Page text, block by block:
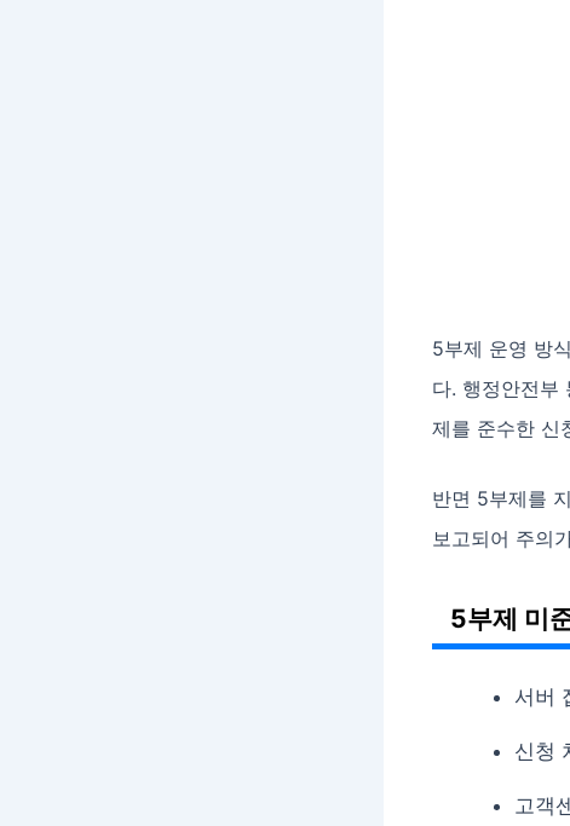
5부제 운영 방
다. 행정안전부
제를 준수한 신
반면 5부제를
보고되어 주의
5부제 미
서버
신청
고객